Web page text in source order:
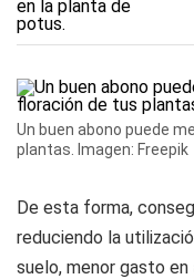
Un buen abono puede
plantas. Imagen: Freepik
De esta forma,
reduciendo la
suelo, menor gasto en